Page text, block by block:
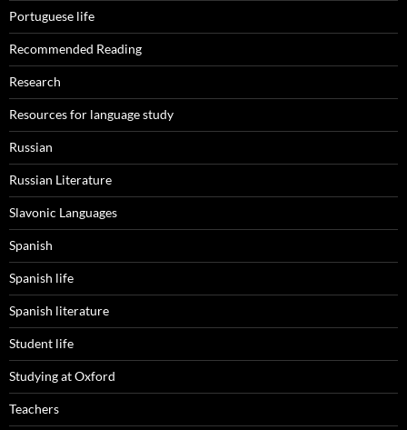
Portuguese life
Recommended Reading
Research
Resources for language study
Russian
Russian Literature
Slavonic Languages
Spanish
Spanish life
Spanish literature
Student life
Studying at Oxford
Teachers